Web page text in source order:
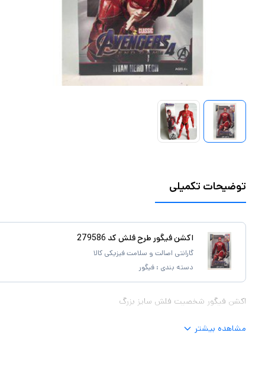
توضیحات تکمیلی
اکشن فیگور طرح فلش کد 279586
گارانتی اصالت و سلامت فیزیکی کالا
دسته بندی : فیگور
اکشن فیگور شخصیت فلش سایز بزرگ
مشاهده بیشتر